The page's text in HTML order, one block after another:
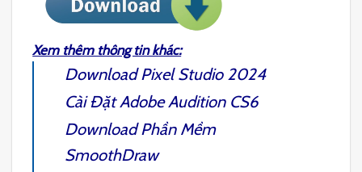
Xem thêm thông tin khác:
DownloadPixel Studio 2024
Cài ĐặtAdobe Audition CS6
Download Phần Mềm
SmoothDraw